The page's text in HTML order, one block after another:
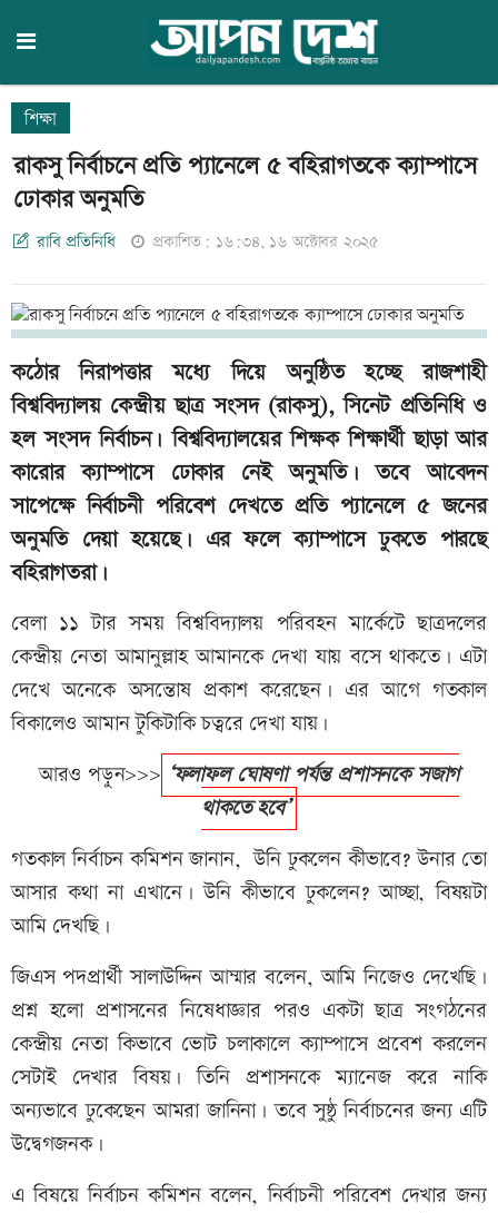
শিক্ষা
রাকসু নির্বাচনে প্রতি প্যানেলে ৫ বহিরাগতকে ক্যাম্পাসে
ঢোকার অনুমতি
রাবি প্রতিনিধি প্রকাশিত: ১৬:৩৪, ১৬ অক্টোবর ২০২৫
কঠোর নিরাপত্তার মধ্যে দিয়ে অনুষ্ঠিত হচ্ছে রাজশাহী
বিশ্ববিদ্যালয় কেন্দ্রীয় ছাত্র সংসদ (রাকসু), সিনেট প্রতিনিধি ও
হল সংসদ নির্বাচন। বিশ্ববিদ্যালয়ের শিক্ষক শিক্ষার্থী ছাড়া আর
কারোর ক্যাম্পাসে ঢোকার নেই অনুমতি। তবে আবেদন
সাপেক্ষে নির্বাচনী পরিবেশ দেখতে প্রতি প্যানেলে ৫ জনের
অনুমতি দেয়া হয়েছে। এর ফলে ক্যাম্পাসে ঢুকতে পারছে
বহিরাগতরা।
বেলা ১১ টার সময় বিশ্ববিদ্যালয় পরিবহন মার্কেটে ছাত্রদলের
কেন্দ্রীয় নেতা আমানুল্লাহ আমানকে দেখা যায় বসে থাকতে। এটা
দেখে অনেকে অসন্তোষ প্রকাশ করেছেন। এর আগে গতকাল
বিকালেও আমান টুকিটাকি চত্বরে দেখা যায়।
আরও পড়ুন>>> ‘ফলাফল ঘোষণা পর্যন্ত প্রশাসনকে সজাগ
থাকতে হবে’
গতকাল নির্বাচন কমিশন জানান, উনি ঢুকলেন কীভাবে? উনার তো
আসার কথা না এখানে। উনি কীভাবে ঢুকলেন? আচ্ছা, বিষয়টা
আমি দেখছি।
জিএস পদপ্রার্থী সালাউদ্দিন আম্মার বলেন, আমি নিজেও দেখেছি।
প্রশ্ন হলো প্রশাসনের নিষেধাজ্ঞার পরও একটা ছাত্র সংগঠনের
কেন্দ্রীয় নেতা কিভাবে ভোট চলাকালে ক্যাম্পাসে প্রবেশ করলেন
সেটাই দেখার বিষয়। তিনি প্রশাসনকে ম্যানেজ করে নাকি
অন্যভাবে ঢুকেছেন আমরা জানিনা। তবে সুষ্ঠু নির্বাচনের জন্য এটি
উদ্বেগজনক।
এ বিষয়ে নির্বাচন কমিশন বলেন, নির্বাচনী পরিবেশ দেখার জন্য